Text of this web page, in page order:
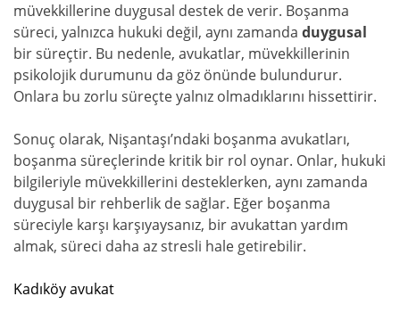
müvekkillerine duygusal destek de verir. Boşanma
süreci, yalnızca hukuki değil, aynı zamanda duygusal
bir süreçtir. Bu nedenle, avukatlar, müvekkillerinin
psikolojik durumunu da göz önünde bulundurur.
Onlara bu zorlu süreçte yalnız olmadıklarını hissettirir.
Sonuç olarak, Nişantaşı’ndaki boşanma avukatları,
boşanma süreçlerinde kritik bir rol oynar. Onlar, hukuki
bilgileriyle müvekkillerini desteklerken, aynı zamanda
duygusal bir rehberlik de sağlar. Eğer boşanma
süreciyle karşı karşıyaysanız, bir avukattan yardım
almak, süreci daha az stresli hale getirebilir.
Kadıköy avukat